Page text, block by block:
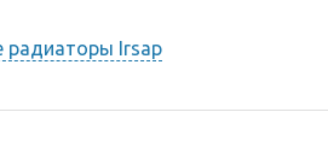
радиаторы Irsap